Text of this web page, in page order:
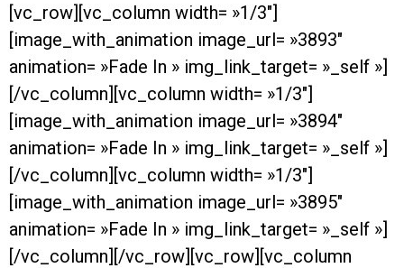
[vc_row][vc_column width= »1/3″]
[image_with_animation image_url= »3893″
animation= »Fade In » img_link_target= »_self »]
[/vc_column][vc_column width= »1/3″]
[image_with_animation image_url= »3894″
animation= »Fade In » img_link_target= »_self »]
[/vc_column][vc_column width= »1/3″]
[image_with_animation image_url= »3895″
animation= »Fade In » img_link_target= »_self »]
[/vc_column][/vc_row][vc_row][vc_column